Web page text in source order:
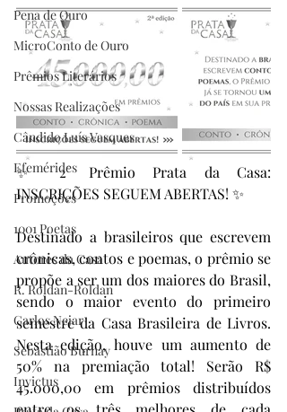
Pena de Ouro
MicroConto de Ouro
Prêmios Literários
Nossas Realizações
Cândido Luís Vasques
Efemérides
Promoções
1001 Poetas
Autores da Casa
R. Roldan-Roldan
Carlos Nejar
Sebastião Burnay
Invictus
✨ 2° Prêmio Prata da Casa:
INSCRIÇÕES SEGUEM ABERTAS! ✨
Destinado a brasileiros que escrevem
crônicas, contos e poemas, o prêmio se
propõe a ser um dos maiores do Brasil,
sendo o maior evento do primeiro
semestre da Casa Brasileira de Livros.
Nesta edição, houve um aumento de
50% na premiação total! Serão R$
45.000,00 em prêmios distribuídos